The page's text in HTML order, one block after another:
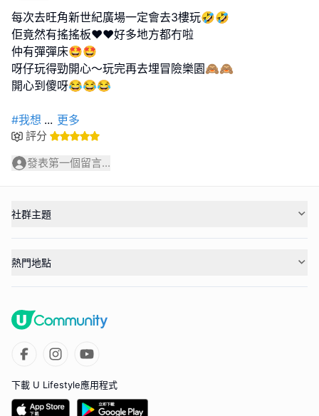
每次去旺角新世紀廣場一定會去3樓玩🤣🤣
佢竟然有搖搖板❤️❤️好多地方都冇啦
仲有彈彈床🤩🤩
呀仔玩得勁開心～玩完再去埋冒險樂園🙈🙈
開心到傻呀😂😂😂
#我想 ... 更多
評分
發表第一個留言...
社群主題
熱門地點
下載 U Lifestyle應用程式